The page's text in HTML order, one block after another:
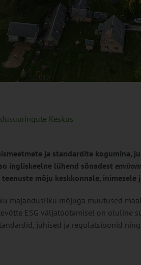
Keskus
ja standardite kogumina,
ingliskeelne lühend sõnadest
mõju keskkonnale, inimesele
majandusliku mõjuga muutused
ESG väljatöötamisel on oluline
juhised ja regulatsioonid